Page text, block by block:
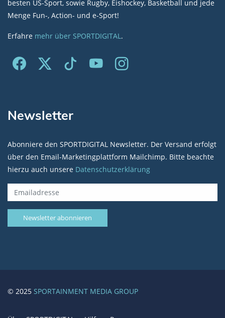
besten US-Sport, sowie Rugby, Eishockey, Basketball und jede
Menge Fun-, Action- und e-Sport!
Erfahre mehr über SPORTDIGITAL.
Newsletter
Abonniere den SPORTDIGITAL Newsletter. Der Versand erfolgt
über den Email-Marketingplattform Mailchimp. Bitte beachte
hierzu auch unsere Datenschutzerklärung
© 2025 SPORTAINMENT MEDIA GROUP